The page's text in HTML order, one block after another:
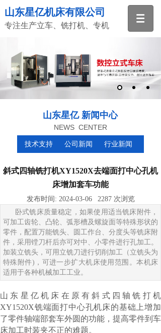
山东星亿机床有限公司
专注生产立车、铣打机、专机
山东星亿 新闻中心
NEWS CENTER
技术支持 公司新闻 行业新闻
斜式四轴铣打机XY1520X去端面打中心孔机
床增加套车功能
发布时间: 2024-03-06 2287 次浏览
卧式铣床质量稳定，如果使用适当铣床附件，
可加工齿轮、凸轮、弧形槽及螺旋面等特殊形状的
零件，配置万能铣头、圆工作台、分度头等铣床附
件，采用镗刀杆后亦可对中、小零件进行孔加工。
加装立铣头，可用立铣刀进行切削加工（立铣头为
特殊附件)，可进一步扩大机床使用范围。本机床
适用于各种机械加工工业。
山东星亿机床在原有斜式四轴铣打机
XY1520X铣端面打中心孔机床的基础上增加
了零件轴端部套车外圆的功能，提高零件到车
床加工时装夹不正的难题。